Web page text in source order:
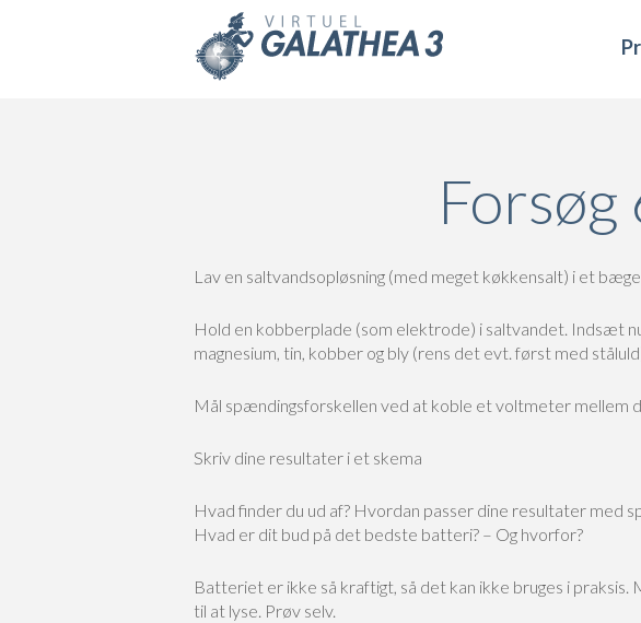
Forsøg
Lav en saltvandsopløsning (med meget køkkensalt) i et
Hold en kobberplade (som elektrode) i saltvandet. Indsæt
magnesium, tin, kobber og bly (rens det evt. først med
Mål spændingsforskellen ved at koble et voltmeter mellem
Skriv dine resultater i et skema
Hvad finder du ud af? Hvordan passer dine resultater med
Hvad er dit bud på det bedste batteri? – Og hvorfor?
Batteriet er ikke så kraftigt, så det kan ikke bruges i
til at lyse. Prøv selv.